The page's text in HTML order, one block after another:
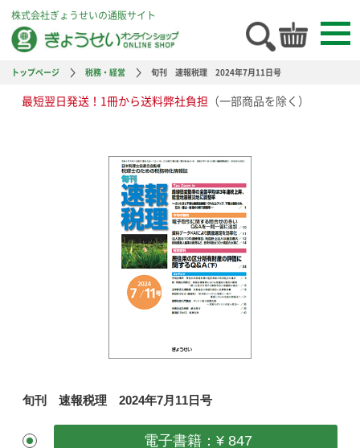
株式会社ぎょうせいの通販サイト
トップページ 税務・経営 旬刊 速報税理 2024年7月11日号
最短翌日発送！1冊から送料弊社負担 （一部商品を除く）
旬刊 速報税理 2024年7月11日号
電子書籍：¥ 847